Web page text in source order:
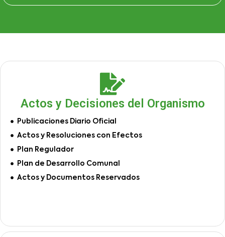
Actos y Decisiones del Organismo
Publicaciones Diario Oficial
Actos y Resoluciones con Efectos
Plan Regulador
Plan de Desarrollo Comunal
Actos y Documentos Reservados